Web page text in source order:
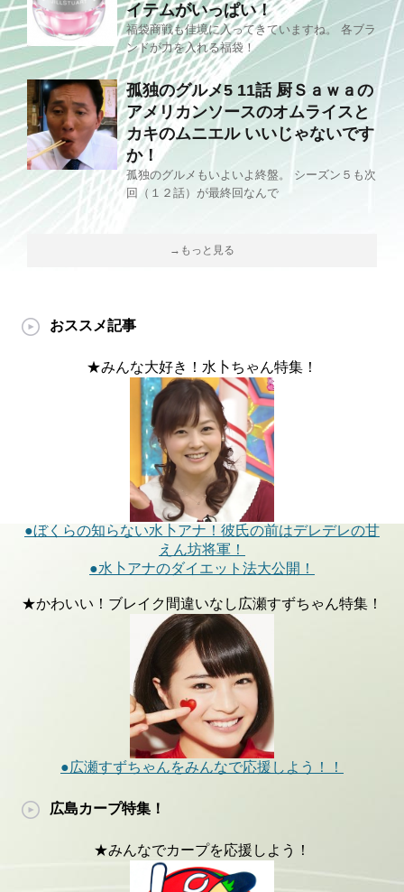
イテムがいっぱい！
福袋商戦も佳境に入ってきていますね。 各ブラ
ンドが力を入れる福袋！
孤独のグルメ5 11話 厨Ｓａｗａの
アメリカンソースのオムライスと
カキのムニエル いいじゃないです
か！
孤独のグルメもいよいよ終盤。 シーズン５も次
回（１２話）が最終回なんで
→もっと見る
おススメ記事
★みんな大好き！水卜ちゃん特集！
●ぼくらの知らない水卜アナ！彼氏の前はデレデレの甘
えん坊将軍！
●水卜アナのダイエット法大公開！
★かわいい！ブレイク間違いなし広瀬すずちゃん特集！
●広瀬すずちゃんをみんなで応援しよう！！
広島カープ特集！
★みんなでカープを応援しよう！